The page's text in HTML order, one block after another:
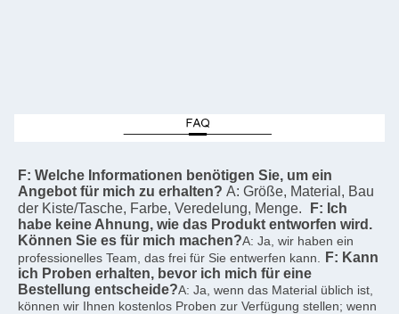
F: Welche Informationen benötigen Sie, um ein
Angebot für mich zu erhalten? A: Größe, Material, Bau
der Kiste/Tasche, Farbe, Veredelung, Menge.
F: Ich
habe keine Ahnung, wie das Produkt entworfen wird.
Können Sie es für mich machen?A: Ja, wir haben ein
professionelles Team, das frei für Sie entwerfen kann.
F: Kann
ich Proben erhalten, bevor ich mich für eine
Bestellung entscheide?A: Ja, wenn das Material üblich ist,
können wir Ihnen kostenlos Proben zur Verfügung stellen; wenn